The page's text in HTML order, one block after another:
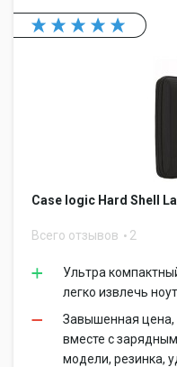
Case logic Hard Shell
Всего отзывов 2
Ультра
легко извлечь
Завышенная цена,
вместе с
модели, резинка,